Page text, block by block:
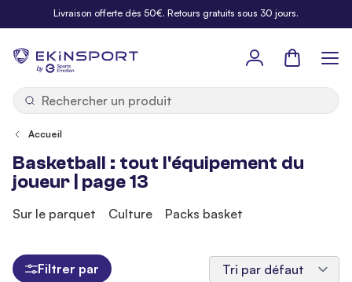
Allez au contenuLivraison offerte dès 50€. Retours gratuits sous 30 jours.
by
Panier
Accueil
Basketball : tout l'équipement du
joueur | page 13
Sur le parquet Culture Packs basket
Filtrer par